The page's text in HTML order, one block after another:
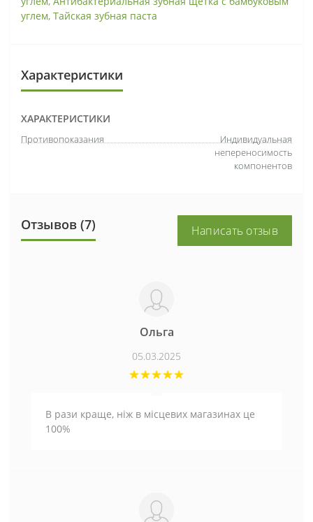
углем, Тайская зубная паста
Характеристики
ХАРАКТЕРИСТИКИ
Противопоказания
Индивидуальная
непереносимость
компонентов
Отзывов (7) Написать отзыв
Ольга
05.03.2025
В рази краще, ніж в місцевих магазинах це
100%